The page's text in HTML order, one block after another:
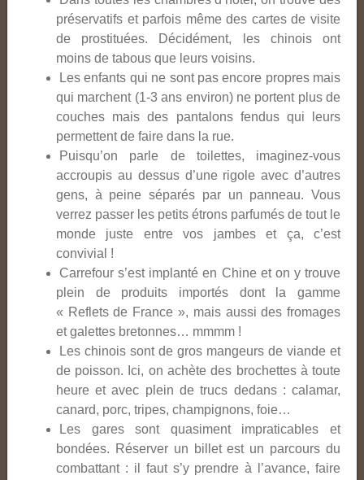
préservatifs et parfois même des cartes de visite
de prostituées. Décidément, les chinois ont
moins de tabous que leurs voisins.
Les enfants qui ne sont pas encore propres mais
qui marchent (1-3 ans environ) ne portent plus de
couches mais des pantalons fendus qui leurs
permettent de faire dans la rue.
Puisqu’on parle de toilettes, imaginez-vous
accroupis au dessus d’une rigole avec d’autres
gens, à peine séparés par un panneau. Vous
verrez passer les petits étrons parfumés de tout le
monde juste entre vos jambes et ça, c’est
convivial !
Carrefour s’est implanté en Chine et on y trouve
plein de produits importés dont la gamme
« Reflets de France », mais aussi des fromages
et galettes bretonnes… mmmm !
Les chinois sont de gros mangeurs de viande et
de poisson. Ici, on achète des brochettes à toute
heure et avec plein de trucs dedans : calamar,
canard, porc, tripes, champignons, foie…
Les gares sont quasiment impraticables et
bondées. Réserver un billet est un parcours du
combattant : il faut s’y prendre à l’avance, faire